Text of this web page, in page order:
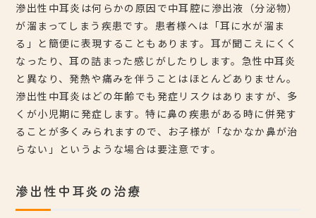
滲出性中耳炎は何らかの原因で中耳腔に滲出液（分泌物）
が溜まってしまう疾患です。患者様へは「耳に水が溜ま
る」と簡便に表現することもあります。耳が聞こえにくく
なったり、耳の詰まった感じがしたりします。急性中耳炎
と異なり、発熱や痛みを伴うことはほとんどありません。
滲出性中耳炎はどの年齢でも発症リスクはありますが、多
くが小児期に発症します。特に鼻の疾患がある時に併発す
ることが多くみられますので、お子様が「なかなか鼻が治
らない」というような場合は要注意です。
滲出性中耳炎の治療